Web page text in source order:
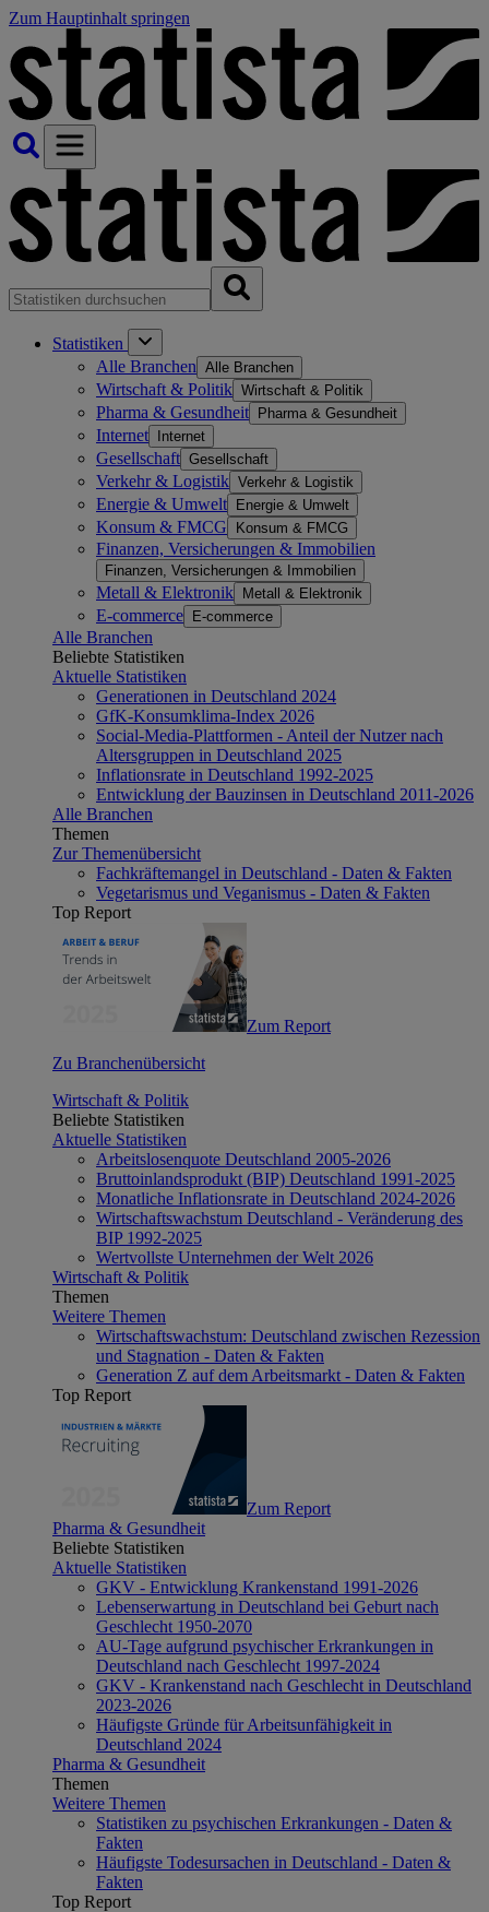
Zum Hauptinhalt springen
Statistiken
Alle Branchen Alle Branchen
Wirtschaft & Politik Wirtschaft & Politik
Pharma & Gesundheit Pharma & Gesundheit
Internet Internet
Gesellschaft Gesellschaft
Verkehr & Logistik Verkehr & Logistik
Energie & Umwelt Energie & Umwelt
Konsum & FMCG Konsum & FMCG
Finanzen, Versicherungen & Immobilien
Finanzen, Versicherungen & Immobilien
Metall & Elektronik Metall & Elektronik
E-commerce E-commerce
Alle Branchen
Beliebte Statistiken
Aktuelle Statistiken
Generationen in Deutschland 2024
GfK-Konsumklima-Index 2026
Social-Media-Plattformen - Anteil der Nutzer nach
Altersgruppen in Deutschland 2025
Inflationsrate in Deutschland 1992-2025
Entwicklung der Bauzinsen in Deutschland 2011-2026
Alle Branchen
Themen
Zur Themenübersicht
Fachkräftemangel in Deutschland - Daten & Fakten
Vegetarismus und Veganismus - Daten & Fakten
Top Report
Zum Report
Zu Branchenübersicht
Wirtschaft & Politik
Beliebte Statistiken
Aktuelle Statistiken
Arbeitslosenquote Deutschland 2005-2026
Bruttoinlandsprodukt (BIP) Deutschland 1991-2025
Monatliche Inflationsrate in Deutschland 2024-2026
Wirtschaftswachstum Deutschland - Veränderung des
BIP 1992-2025
Wertvollste Unternehmen der Welt 2026
Wirtschaft & Politik
Themen
Weitere Themen
Wirtschaftswachstum: Deutschland zwischen Rezession
und Stagnation - Daten & Fakten
Generation Z auf dem Arbeitsmarkt - Daten & Fakten
Top Report
Zum Report
Pharma & Gesundheit
Beliebte Statistiken
Aktuelle Statistiken
GKV - Entwicklung Krankenstand 1991-2026
Lebenserwartung in Deutschland bei Geburt nach
Geschlecht 1950-2070
AU-Tage aufgrund psychischer Erkrankungen in
Deutschland nach Geschlecht 1997-2024
GKV - Krankenstand nach Geschlecht in Deutschland
2023-2026
Häufigste Gründe für Arbeitsunfähigkeit in
Deutschland 2024
Pharma & Gesundheit
Themen
Weitere Themen
Statistiken zu psychischen Erkrankungen - Daten &
Fakten
Häufigste Todesursachen in Deutschland - Daten &
Fakten
Top Report